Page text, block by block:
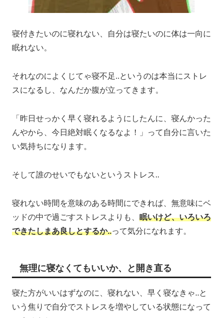
寝付きたいのに寝れない、自分は寝たいのに体は一向に
眠れない。
それなのによくじてゃ寝不足..というのは本当にストレ
スになるし、なんだか腹が立ってきます。
「昨日せっかく早く寝れるようにしたんに、寝んかった
んやから、今日絶対眠くなるなよ！」って自分に言いた
い気持ちになります。
そして誰のせいでもないというストレス..
寝れない時間を意味のある時間にできれば、無意味にベ
ッドの中で過ごすストレスよりも、 眠いけど、いろいろ
できたしまあ良しとするか..って気分になれます。
無理に寝なくてもいいか、と開き直る
寝た方がいいはずなのに、寝れない、早く寝なきゃ..と
いう焦りで自分でストレスを増やしている状態になって